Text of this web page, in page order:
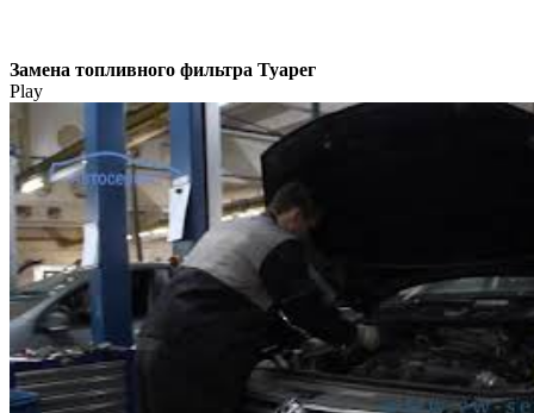
Замена топливного фильтра Туарег
Play